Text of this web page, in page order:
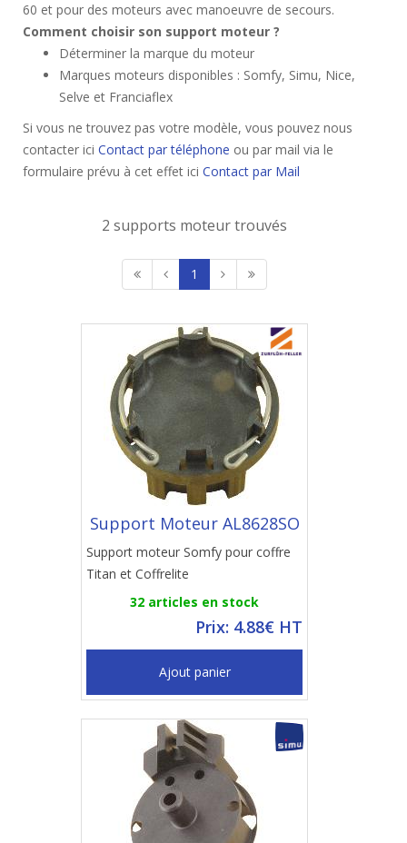
60 et pour des moteurs avec manoeuvre de secours.
Comment choisir son support moteur ?
Déterminer la marque du moteur
Marques moteurs disponibles : Somfy, Simu, Nice,
Selve et Franciaflex
Si vous ne trouvez pas votre modèle, vous pouvez nous
contacter ici Contact par téléphone ou par mail via le
formulaire prévu à cet effet ici Contact par Mail
2 supports moteur trouvés
1
Support Moteur AL8628SO
Support moteur Somfy pour coffre
Titan et Coffrelite
32 articles en stock
Prix: 4.88€ HT
Ajout panier